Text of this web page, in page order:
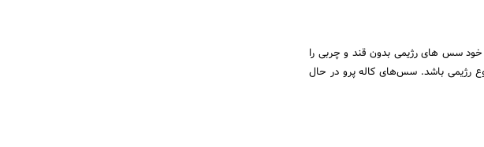
خود سس های رژیمی بدون قند و چربی را
رژیمی باشد. سس‌های کاله پرو در حال